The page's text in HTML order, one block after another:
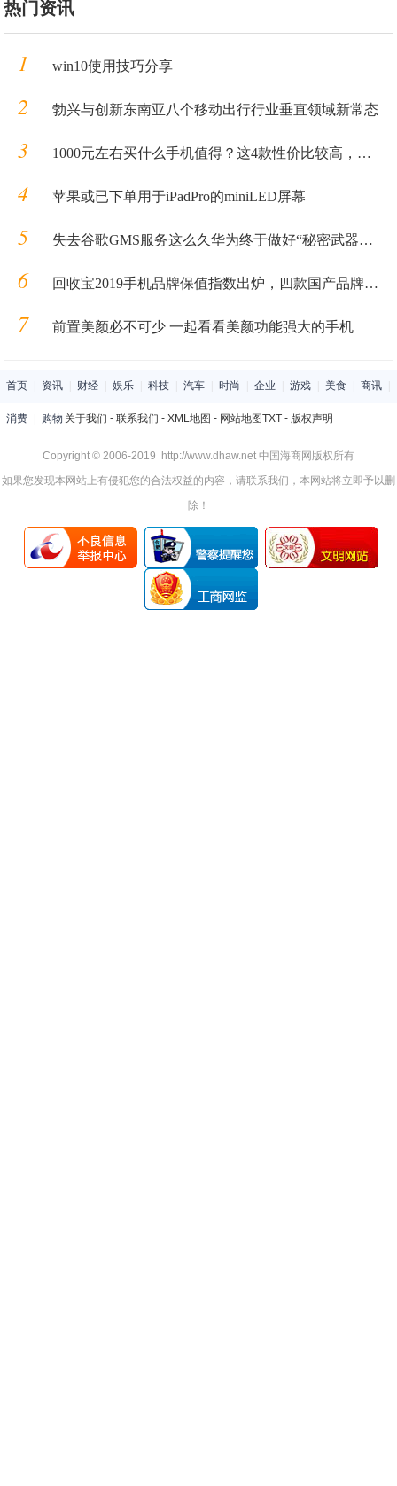
热门资讯
1 win10使用技巧分享
2 勃兴与创新东南亚八个移动出行行业垂直领域新常态
3 1000元左右买什么手机值得？这4款性价比较高，可能你会喜欢
4 苹果或已下单用于iPadPro的miniLED屏幕
5 失去谷歌GMS服务这么久华为终于做好“秘密武器”准备重回国际市场
6 回收宝2019手机品牌保值指数出炉，四款国产品牌保值率超华为
7 前置美颜必不可少 一起看看美颜功能强大的手机
首页 资讯 财经 娱乐 科技 汽车 时尚 企业 游戏 美食 商讯
消费 购物 关于我们 - 联系我们 - XML地图 - 网站地图TXT- 版权声明
Copyright © 2006-2019 http://www.dhaw.net 中国海商网版权所有
如果您发现本网站上有侵犯您的合法权益的内容，请联系我们，本网站将立即予以删
除！